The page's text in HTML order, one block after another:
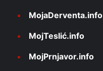
MojaDerventa.info
MojTeslić.info
MojPrnjavor.info